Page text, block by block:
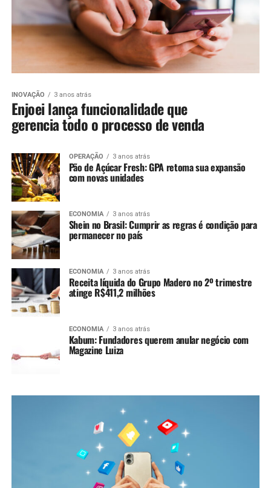
INOVAÇÃO 3 anos atrás
Enjoei lança funcionalidade que
gerencia todo o processo de venda
OPERAÇÃO 3 anos atrás
Pão de Açúcar Fresh: GPA retoma sua expansão
com novas unidades
ECONOMIA 3 anos atrás
Shein no Brasil: Cumprir as regras é condição para
permanecer no país
ECONOMIA 3 anos atrás
Receita líquida do Grupo Madero no 2º trimestre
atinge R$411,2 milhões
ECONOMIA 3 anos atrás
Kabum: Fundadores querem anular negócio com
Magazine Luiza